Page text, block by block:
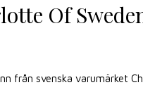
Of
från svenska varumärket